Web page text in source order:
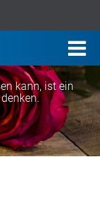
kann, ist ein